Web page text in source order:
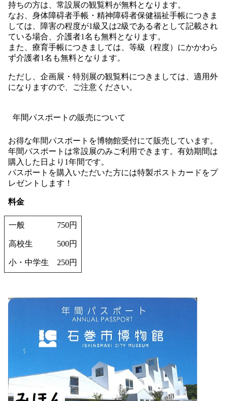
持ちの方は、常設展の観覧料が無料となります。
なお、身体障碍者手帳・精神障碍者保健福祉手帳につきま
しては、障害の程度が1級又は2級である者として記載され
ている場合、介護者1名も無料となります。
また、療育手帳につきましては、等級（程度）にかかわら
ず介護者1名も無料となります。
ただし、企画展・特別展の観覧料につきましては、適用外
になりますので、ご注意ください。
年間パスポートの販売について
お得な年間パスポートを博物館受付にて販売しています。
年間パスポートは常設展のみご利用できます。有効期間は
購入した日より1年間です。
パスポートを購入いただいた方には特製ポストカードをプ
レゼントします！
料金
一般 750円
高校生 500円
小・中学生 250円